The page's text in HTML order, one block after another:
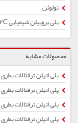
تولوئن
پلی پروپیلن شیمیایی ZB532C
محصولات مشابه
پلی اتیلن ترفتالات بطری BG785
پلی اتیلن ترفتالات بطری BG825
پلی اتیلن ترفتالات بطری BG732
پلی اتیلن ترفتالات بطری BG781